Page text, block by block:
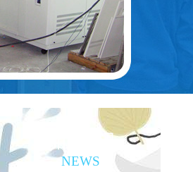
新闻资讯
NEWS